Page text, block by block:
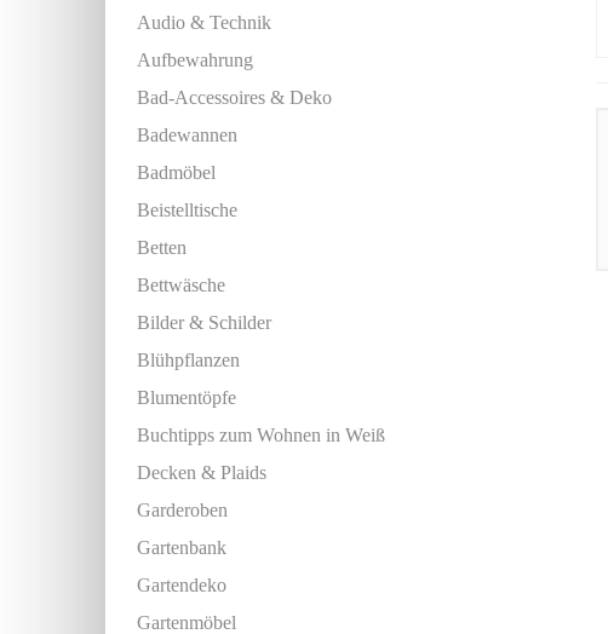
Audio & Technik
Aufbewahrung
Bad-Accessoires & Deko
Badewannen
Badmöbel
Beistelltische
Betten
Bettwäsche
Bilder & Schilder
Blühpflanzen
Blumentöpfe
Buchtipps zum Wohnen in Weiß
Decken & Plaids
Garderoben
Gartenbank
Gartendeko
Gartenmöbel